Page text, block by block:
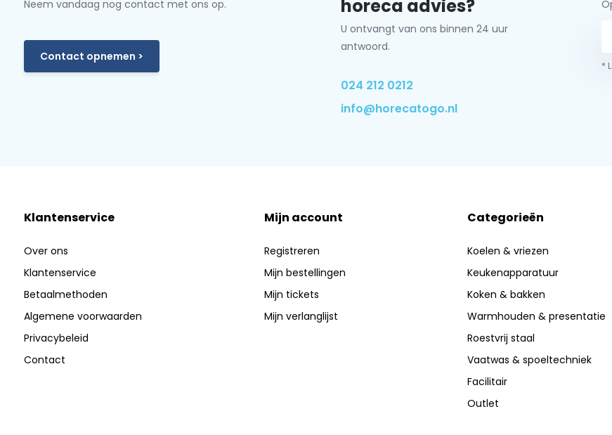
Neem vandaag nog contact met ons op.
Contact opnemen >
horeca advies?
U ontvangt van ons binnen 24 uur
antwoord.
024 212 0212
info@horecatogo.nl
*
Klantenservice
Over ons
Klantenservice
Betaalmethoden
Algemene voorwaarden
Privacybeleid
Contact
Mijn account
Registreren
Mijn bestellingen
Mijn tickets
Mijn verlanglijst
Categorieën
Koelen & vriezen
Keukenapparatuur
Koken & bakken
Warmhouden & presentatie
Roestvrij staal
Vaatwas & spoeltechniek
Facilitair
Outlet